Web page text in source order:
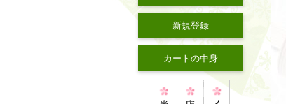
新規登録
カートの中身